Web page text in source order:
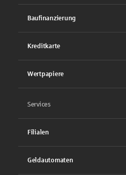
Baufinanzierung
Kreditkarte
Wertpapiere
Services
Filialen
Geldautomaten